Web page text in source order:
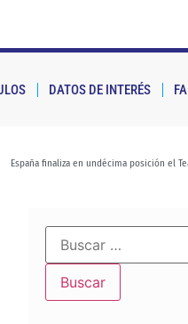
DATOS DE INTERÉS
España finaliza en undécima posición el